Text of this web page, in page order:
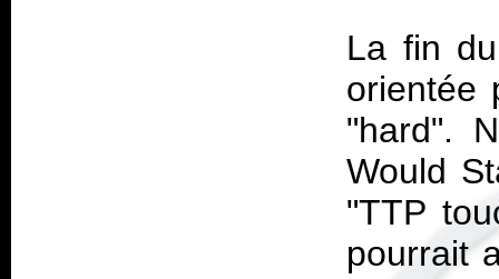
La fin
orientée
"hard".
Would
"TTP
pourrait